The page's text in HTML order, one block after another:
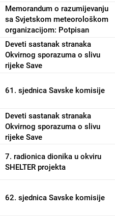
Memorandum o razumijevanju
sa Svjetskom meteorološkom
organizacijom: Potpisan
Deveti sastanak stranaka
Okvirnog sporazuma o slivu
rijeke Save
61. sjednica Savske komisije
Deveti sastanak stranaka
Okvirnog sporazuma o slivu
rijeke Save
7. radionica dionika u okviru
SHELTER projekta
62. sjednica Savske komisije